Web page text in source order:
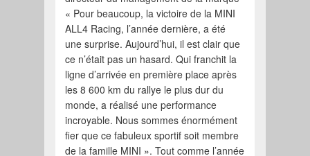
« Pour beaucoup, la victoire de la MINI
ALL4 Racing, l’année dernière, a été
une surprise. Aujourd’hui, il est clair que
ce n’était pas un hasard. Qui franchit la
ligne d’arrivée en première place après
les 8 600 km du rallye le plus dur du
monde, a réalisé une performance
incroyable. Nous sommes énormément
fier que ce fabuleux sportif soit membre
de la famille MINI ». Tout comme l’année